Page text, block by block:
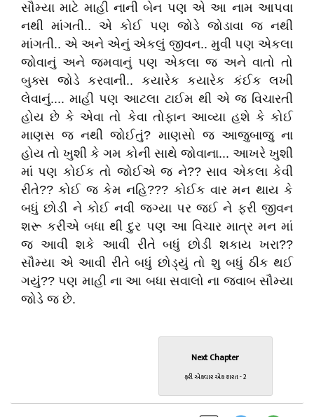
સૌમ્યા માટે માહી નાની બેન પણ એ આ નામ આપવા
નથી માંગતી.. એ કોઈ પણ જોડે જોડાવા જ નથી
માંગતી.. એ અને એનું એકલું જીવન.. મુવી પણ એકલા
જોવાનું અને જમવાનું પણ એકલા જ અને વાતો તો
બુક્સ જોડે કરવાની.. કયારેક કયારેક કંઈક લખી
લેવાનું.... માહી પણ આટલા ટાઈમ થી એ જ વિચારતી
હોય છે કે એવા તો કેવા તોફાન આવ્યા હશે કે કોઈ
માણસ જ નથી જોઈતું? માણસો જ આજુબાજુ ના
હોય તો ખુશી કે ગમ કોની સાથે જોવાના... આખરે ખુશી
માં પણ કોઈક તો જોઈએ જ ને?? સાવ એકલા કેવી
રીતે?? કોઈ જ કેમ નહિ??? કોઈક વાર મન થાય કે
બધું છોડી ને કોઈ નવી જગ્યા પર જઈ ને ફરી જીવન
શરૂ કરીએ બધા થી દુર પણ આ વિચાર માત્ર મન માં
જ આવી શકે આવી રીતે બધું છોડી શકાય ખરા??
સૌમ્યા એ આવી રીતે બધું છોડ્યું તો શુ બધું ઠીક થઈ
ગયું?? પણ માહી ના આ બધા સવાલો ના જવાબ સૌમ્યા
જોડે જ છે.
Next Chapter
ફરી એકવાર એક શરત - 2